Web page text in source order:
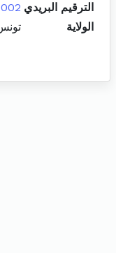
الترقيم البريدي
الولاية